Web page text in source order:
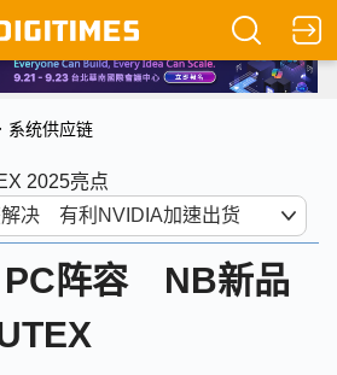
系统供应链
2025亮点
PC阵容 NB新品